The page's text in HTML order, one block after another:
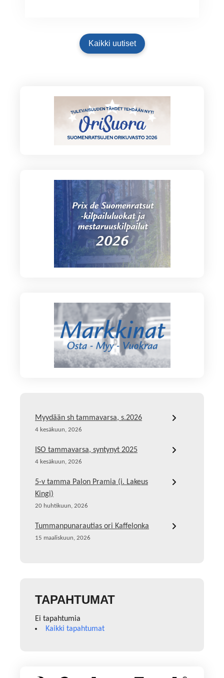
Kaikki uutiset
Myydään sh tammavarsa, s.2026
4 kesäkuun, 2026
ISO tammavarsa, syntynyt 2025
4 kesäkuun, 2026
5-v tamma Palon Pramia (i. Lakeus
Kingi)
20 huhtikuun, 2026
Tummanpunarautias ori Kaffelonka
15 maaliskuun, 2026
TAPAHTUMAT
Ei tapahtumia
Kaikki tapahtumat